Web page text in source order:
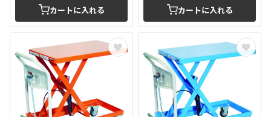
カートに入れる カートに入れる